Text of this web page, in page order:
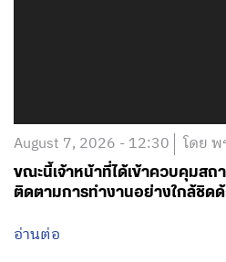
August 7, 2026 - 12:30 โดย พ
ขณะนี้เจ้าหน้าที่ได้เข้าควบคุมส
ติดตามการทำงานอย่างใกล้ชิด
อ่านต่อ